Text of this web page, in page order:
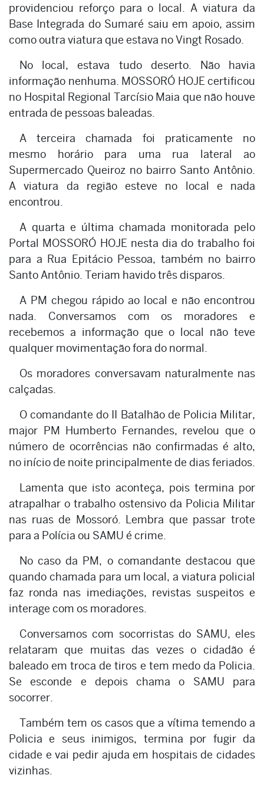
providenciou reforço para o local. A viatura da
Base Integrada do Sumaré saiu em apoio, assim
como outra viatura que estava no Vingt Rosado.
No local, estava tudo deserto. Não havia
informação nenhuma. MOSSORÓ HOJE certificou
no Hospital Regional Tarcísio Maia que não houve
entrada de pessoas baleadas.
A terceira chamada foi praticamente no
mesmo horário para uma rua lateral ao
Supermercado Queiroz no bairro Santo Antônio.
A viatura da região esteve no local e nada
encontrou.
A quarta e última chamada monitorada pelo
Portal MOSSORÓ HOJE nesta dia do trabalho foi
para a Rua Epitácio Pessoa, também no bairro
Santo Antônio. Teriam havido três disparos.
A PM chegou rápido ao local e não encontrou
nada. Conversamos com os moradores e
recebemos a informação que o local não teve
qualquer movimentação fora do normal.
Os moradores conversavam naturalmente nas
calçadas.
O comandante do II Batalhão de Policia Militar,
major PM Humberto Fernandes, revelou que o
número de ocorrências não confirmadas é alto,
no início de noite principalmente de dias feriados.
Lamenta que isto aconteça, pois termina por
atrapalhar o trabalho ostensivo da Policia Militar
nas ruas de Mossoró. Lembra que passar trote
para a Polícia ou SAMU é crime.
No caso da PM, o comandante destacou que
quando chamada para um local, a viatura policial
faz ronda nas imediações, revistas suspeitos e
interage com os moradores.
Conversamos com socorristas do SAMU, eles
relataram que muitas das vezes o cidadão é
baleado em troca de tiros e tem medo da Policia.
Se esconde e depois chama o SAMU para
socorrer.
Também tem os casos que a vítima temendo a
Policia e seus inimigos, termina por fugir da
cidade e vai pedir ajuda em hospitais de cidades
vizinhas.